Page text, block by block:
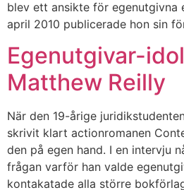
blev ett ansikte för egenutgivna
april 2010 publicerade hon sin
Egenutgivar-
Matthew Reilly
När den 19-årige
skrivit klart actionromanen
den på egen hand. I en intervju
frågan varför han valde
kontakatade alla större